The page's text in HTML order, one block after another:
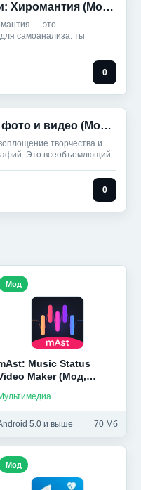
Чтение по ладони: Хиромантия (Мод, Unlocked)
— это
самоанализа: ты
0
Picsart: редактор фото и видео (Мод, Unlocked)
творчества и
Это всеобъемлющий
0
Music Status
Maker (Мод,
5.0 и выше 70 Мб
Мод
Мод